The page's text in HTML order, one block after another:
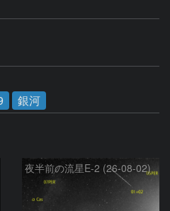
銀河
夜半前の流星E-2 (26-08-02)